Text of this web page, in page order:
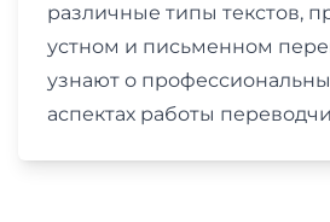
различные типы текстов,
устном и письменном
узнают о
аспектах работы